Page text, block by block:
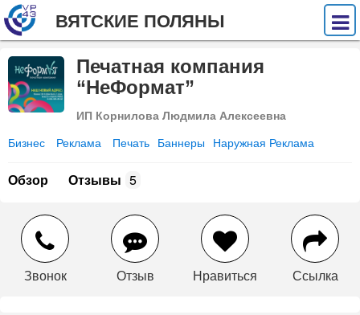
ВЯТСКИЕ ПОЛЯНЫ
Печатная компания
“НеФормат”
ИП Корнилова Людмила Алексеевна
Бизнес Реклама Печать Баннеры Наружная Реклама
Обзор Отзывы 5
Звонок Отзыв Нравиться Ссылка